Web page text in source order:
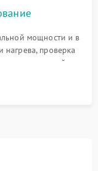
мощности и в
проверка
заданной
утечек тока.